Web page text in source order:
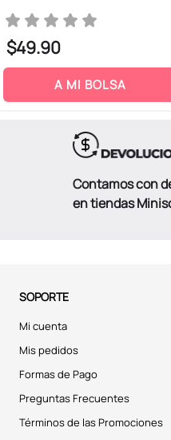
$49.90
A MI BOLSA
Contamos con
en tiendas
SOPORTE
Mi cuenta
Mis pedidos
Formas de Pago
Preguntas Frecuentes
Términos de las Promociones